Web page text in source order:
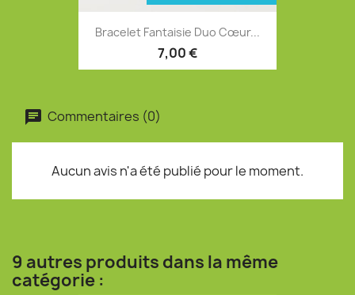
Bracelet Fantaisie Duo Cœur...
7,00 €
Commentaires (0)
Aucun avis n'a été publié pour le moment.
9 autres produits dans la même
catégorie :